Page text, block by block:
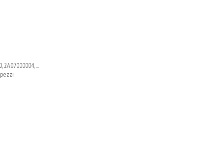
2A07000004, ...